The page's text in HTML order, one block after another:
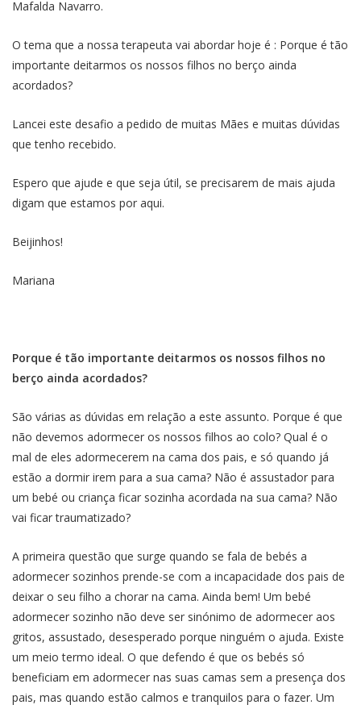
Mafalda Navarro.
O tema que a nossa terapeuta vai abordar hoje é : Porque é tão
importante deitarmos os nossos filhos no berço ainda
acordados?
Lancei este desafio a pedido de muitas Mães e muitas dúvidas
que tenho recebido.
Espero que ajude e que seja útil, se precisarem de mais ajuda
digam que estamos por aqui.
Beijinhos!
Mariana
Porque é tão importante deitarmos os nossos filhos no
berço ainda acordados?
São várias as dúvidas em relação a este assunto. Porque é que
não devemos adormecer os nossos filhos ao colo? Qual é o
mal de eles adormecerem na cama dos pais, e só quando já
estão a dormir irem para a sua cama? Não é assustador para
um bebé ou criança ficar sozinha acordada na sua cama? Não
vai ficar traumatizado?
A primeira questão que surge quando se fala de bebés a
adormecer sozinhos prende-se com a incapacidade dos pais de
deixar o seu filho a chorar na cama. Ainda bem! Um bebé
adormecer sozinho não deve ser sinónimo de adormecer aos
gritos, assustado, desesperado porque ninguém o ajuda. Existe
um meio termo ideal. O que defendo é que os bebés só
beneficiam em adormecer nas suas camas sem a presença dos
pais, mas quando estão calmos e tranquilos para o fazer. Um